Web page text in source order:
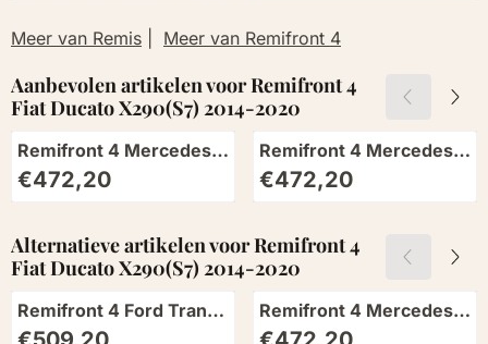
Meer van Remis Meer van Remifront 4
Aanbevolen artikelen voorRemifront 4
Fiat Ducato X290(S7) 2014-2020
Remifront 4 Mercedes
Sprinter VS30 >2019
met Sensorpakket Groot
Prijs: 472,20
€472,20
Remifront 4 Mercedes
Sprinter VS30 >2019
met Sensorpakket Klein
Prijs: 472,20
€472,20
Alternatieve artikelen voorRemifront 4
Fiat Ducato X290(S7) 2014-2020
Remifront 4 Ford Transit
V363 >2019
Prijs: 509,20
Remifront 4 Mercedes
Sprinter VS30 >2019
Prijs: 472,20